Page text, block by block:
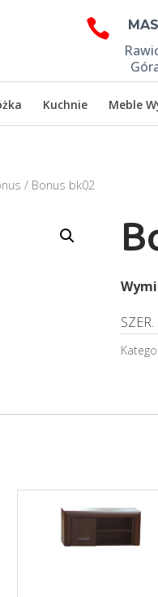

Kuchnie Meble
/ Bonus bk02
SZER.